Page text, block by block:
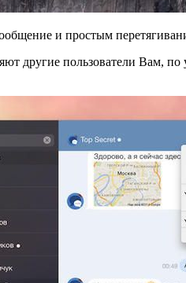
и простым
другие пользователи Вам,